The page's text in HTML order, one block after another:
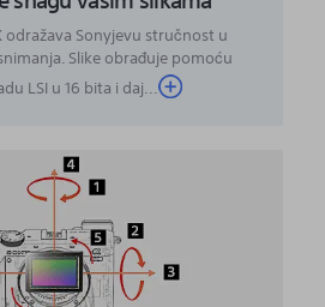
odražava Sonyjevu stručnost u
Slike obrađuje pomoću
LSI u 16 bita i daj...